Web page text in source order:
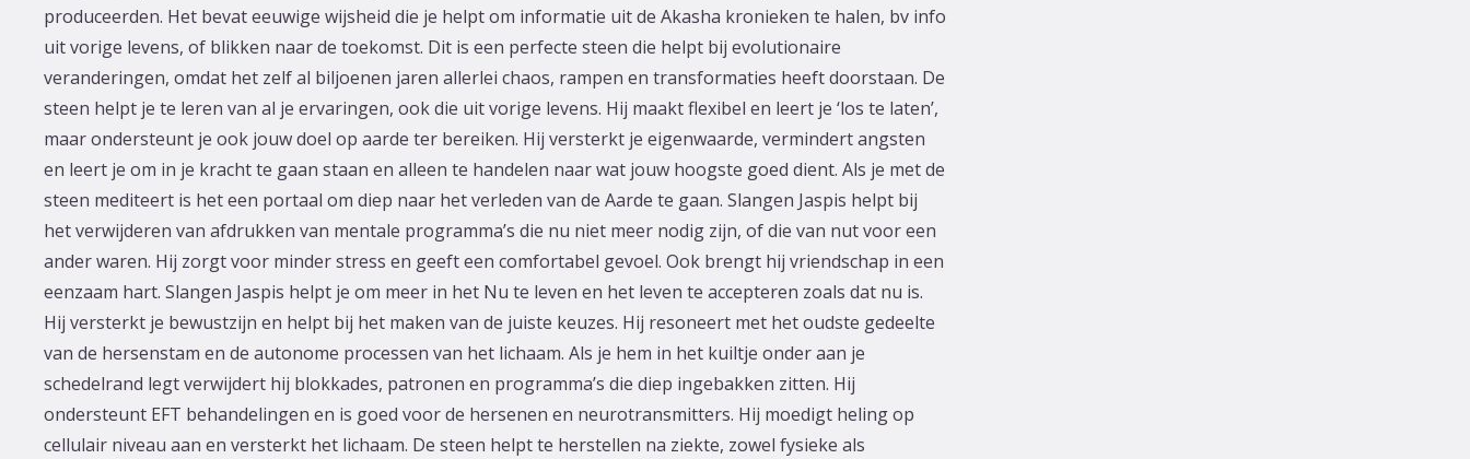
produceerden. Het bevat eeuwige wijsheid die je helpt om informatie uit de Akasha kronieken te halen, bv info
uit vorige levens, of blikken naar de toekomst. Dit is een perfecte steen die helpt bij evolutionaire
veranderingen, omdat het zelf al biljoenen jaren allerlei chaos, rampen en transformaties heeft doorstaan. De
steen helpt je te leren van al je ervaringen, ook die uit vorige levens. Hij maakt flexibel en leert je ‘los te laten’,
maar ondersteunt je ook jouw doel op aarde ter bereiken. Hij versterkt je eigenwaarde, vermindert angsten
en leert je om in je kracht te gaan staan en alleen te handelen naar wat jouw hoogste goed dient. Als je met de
steen mediteert is het een portaal om diep naar het verleden van de Aarde te gaan. Slangen Jaspis helpt bij
het verwijderen van afdrukken van mentale programma’s die nu niet meer nodig zijn, of die van nut voor een
ander waren. Hij zorgt voor minder stress en geeft een comfortabel gevoel. Ook brengt hij vriendschap in een
eenzaam hart. Slangen Jaspis helpt je om meer in het Nu te leven en het leven te accepteren zoals dat nu is.
Hij versterkt je bewustzijn en helpt bij het maken van de juiste keuzes. Hij resoneert met het oudste gedeelte
van de hersenstam en de autonome processen van het lichaam. Als je hem in het kuiltje onder aan je
schedelrand legt verwijdert hij blokkades, patronen en programma’s die diep ingebakken zitten. Hij
ondersteunt EFT behandelingen en is goed voor de hersenen en neurotransmitters. Hij moedigt heling op
cellulair niveau aan en versterkt het lichaam. De steen helpt te herstellen na ziekte, zowel fysieke als